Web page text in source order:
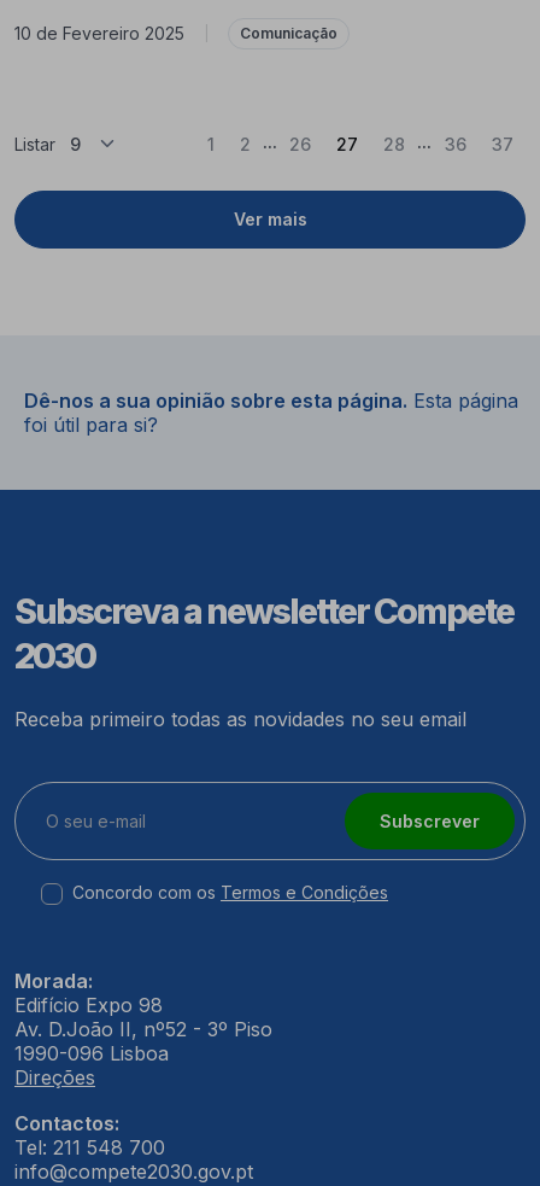
10 de Fevereiro 2025 Comunicação
Listar
Ver mais
1 2 ... 26 27 (Atual)
28 ... 36 37
Dê-nos a sua opinião sobre esta página. Esta página
foi útil para si?
Subscreva a newsletter Compete
2030
Receba primeiro todas as novidades no seu email
Subscrever
Concordo com os Termos e Condições
Morada:
Edifício Expo 98
Av. D.João II, nº52 - 3º Piso
1990-096 Lisboa
Direções
Contactos:
Tel: 211 548 700
info@compete2030.gov.pt